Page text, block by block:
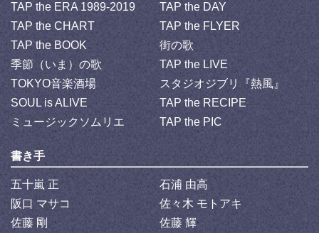
TAP the ERA 1989-2019
TAP the DAY
TAP the CHART
TAP the FLYER
TAP the BOOK
街の歌
季節（いま）の歌
TAP the LIVE
TOKYO音楽酒場
スタジオジブリ『熱風』
SOUL is ALIVE
TAP the RECIPE
ミュージックソムリエ
TAP the PIC
書き手
五十嵐 正
石浦 由高
阪口 マサコ
佐々木 モトアキ
佐藤 剛
佐藤 輝